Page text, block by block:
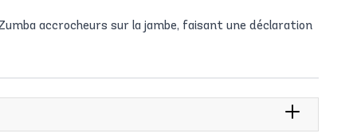
accrocheurs sur la jambe, faisant une déclaration